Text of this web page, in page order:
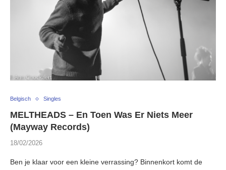
Belgisch Singles
MELTHEADS – En Toen Was Er Niets Meer
(Mayway Records)
18/02/2026
Ben je klaar voor een kleine verrassing? Binnenkort komt de